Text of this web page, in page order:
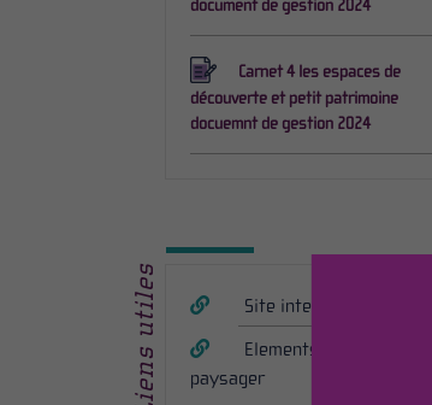
document de gestion 2024
Carnet 4 les espaces de
découverte et petit patrimoine
docuemnt de gestion 2024
Liens utiles
Site internet de Bibracte
Elements de diagnostic
paysager